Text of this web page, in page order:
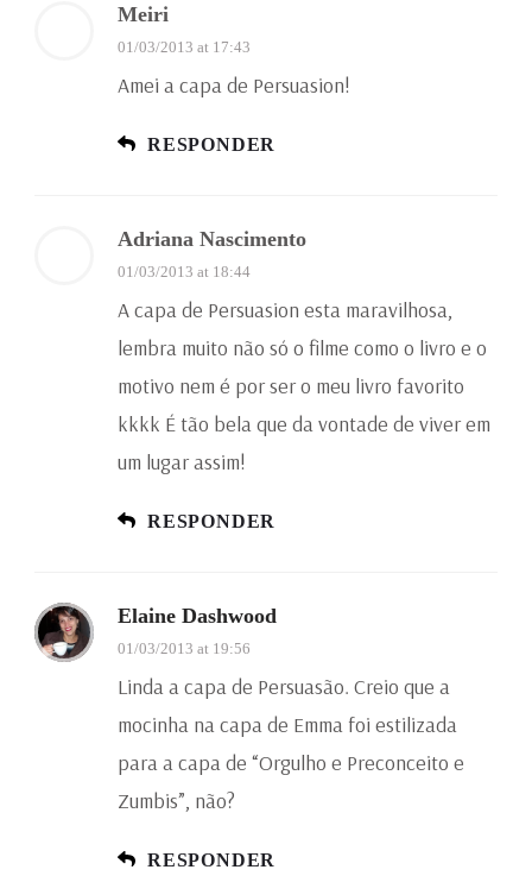
Meiri
01/03/2013 at 17:43
Amei a capa de Persuasion!
RESPONDER
Adriana Nascimento
01/03/2013 at 18:44
A capa de Persuasion esta maravilhosa,
lembra muito não só o filme como o livro e o
motivo nem é por ser o meu livro favorito
kkkk É tão bela que da vontade de viver em
um lugar assim!
RESPONDER
Elaine Dashwood
01/03/2013 at 19:56
Linda a capa de Persuasão. Creio que a
mocinha na capa de Emma foi estilizada
para a capa de “Orgulho e Preconceito e
Zumbis”, não?
RESPONDER